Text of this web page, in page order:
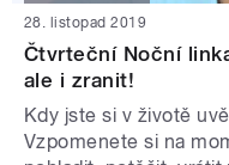
28. listopad 2019
Čtvrteční Noční
ale i zranit!
Kdy jste si v životě
Vzpomenete si na